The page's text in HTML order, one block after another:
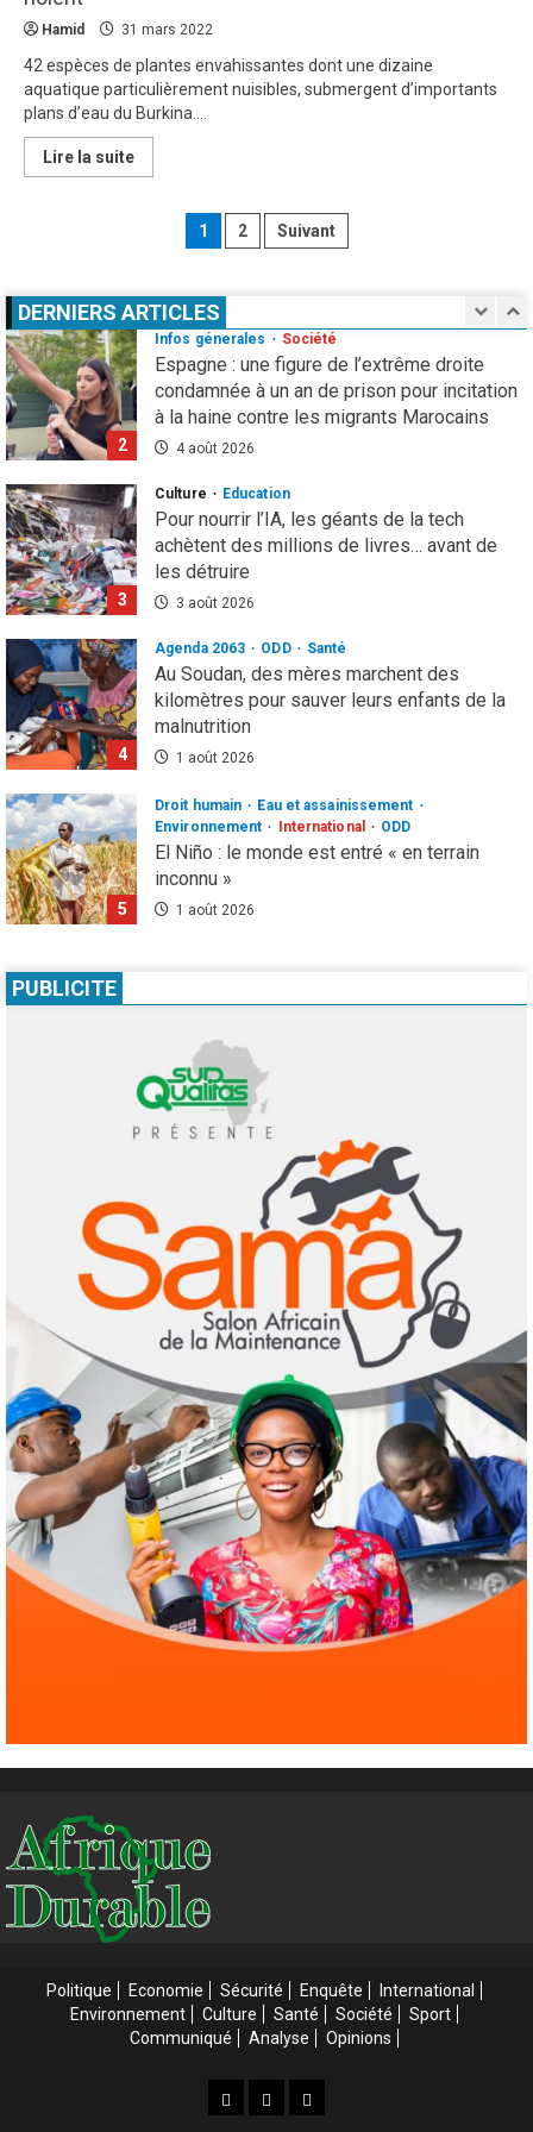
Hamid 31 mars 2022
42 espèces de plantes envahissantes dont une dizaine
aquatique particulièrement nuisibles, submergent d’importants
plans d’eau du Burkina....
Lire la suiteEn
savoir
aquatiques
ressources
en
eau
du
Burkina:
Ces
barrages
qui
noient
Pagination
publications
1 2 Suivant
DERNIERS ARTICLES
5
Droit humain
El Niño : le monde est entré « en terrain
inconnu »
81 ans après Hiroshima, l’ONU sonne
l’alarme : le spectre d’une guerre nucléaire
7 août 2026
2
Infos génerales Société
Espagne : une figure de l’extrême droite
condamnée à un an de prison pour incitation
à la haine contre les migrants Marocains
4 août 2026
3
Culture Education
Pour nourrir l’IA, les géants de la tech
achètent des millions de livres… avant de
les détruire
3 août 2026
4
Agenda 2063 ODD Santé
Au Soudan, des mères marchent des
kilomètres pour sauver leurs enfants de la
malnutrition
1 août 2026
5
Droit humain
Eau et assainissement
Environnement
International ODD
El Niño : le monde est entré « en terrain
inconnu »
1 août 2026
l’alarme : le spectre d’une guerre nucléaire
refait surface
7 août 2026
2
Infos génerales
Espagne : une figure de l’extrême droite
condamnée à un an de prison pour incitation
à la haine contre les migrants Marocains
4 août 2026
3
Culture Education
Pour nourrir l’IA, les géants de la tech
achètent des millions de livres… avant de
les détruire
4
Agenda 2063 ODD Santé
Au Soudan, des mères marchent des
kilomètres pour sauver leurs enfants de la
malnutrition
1 août 2026
PUBLICITE
Politique Economie Sécurité Enquête
International
Environnement
Culture Santé Société
Sport
Communiqué
Analyse Opinions
AccueilAccueilWeb